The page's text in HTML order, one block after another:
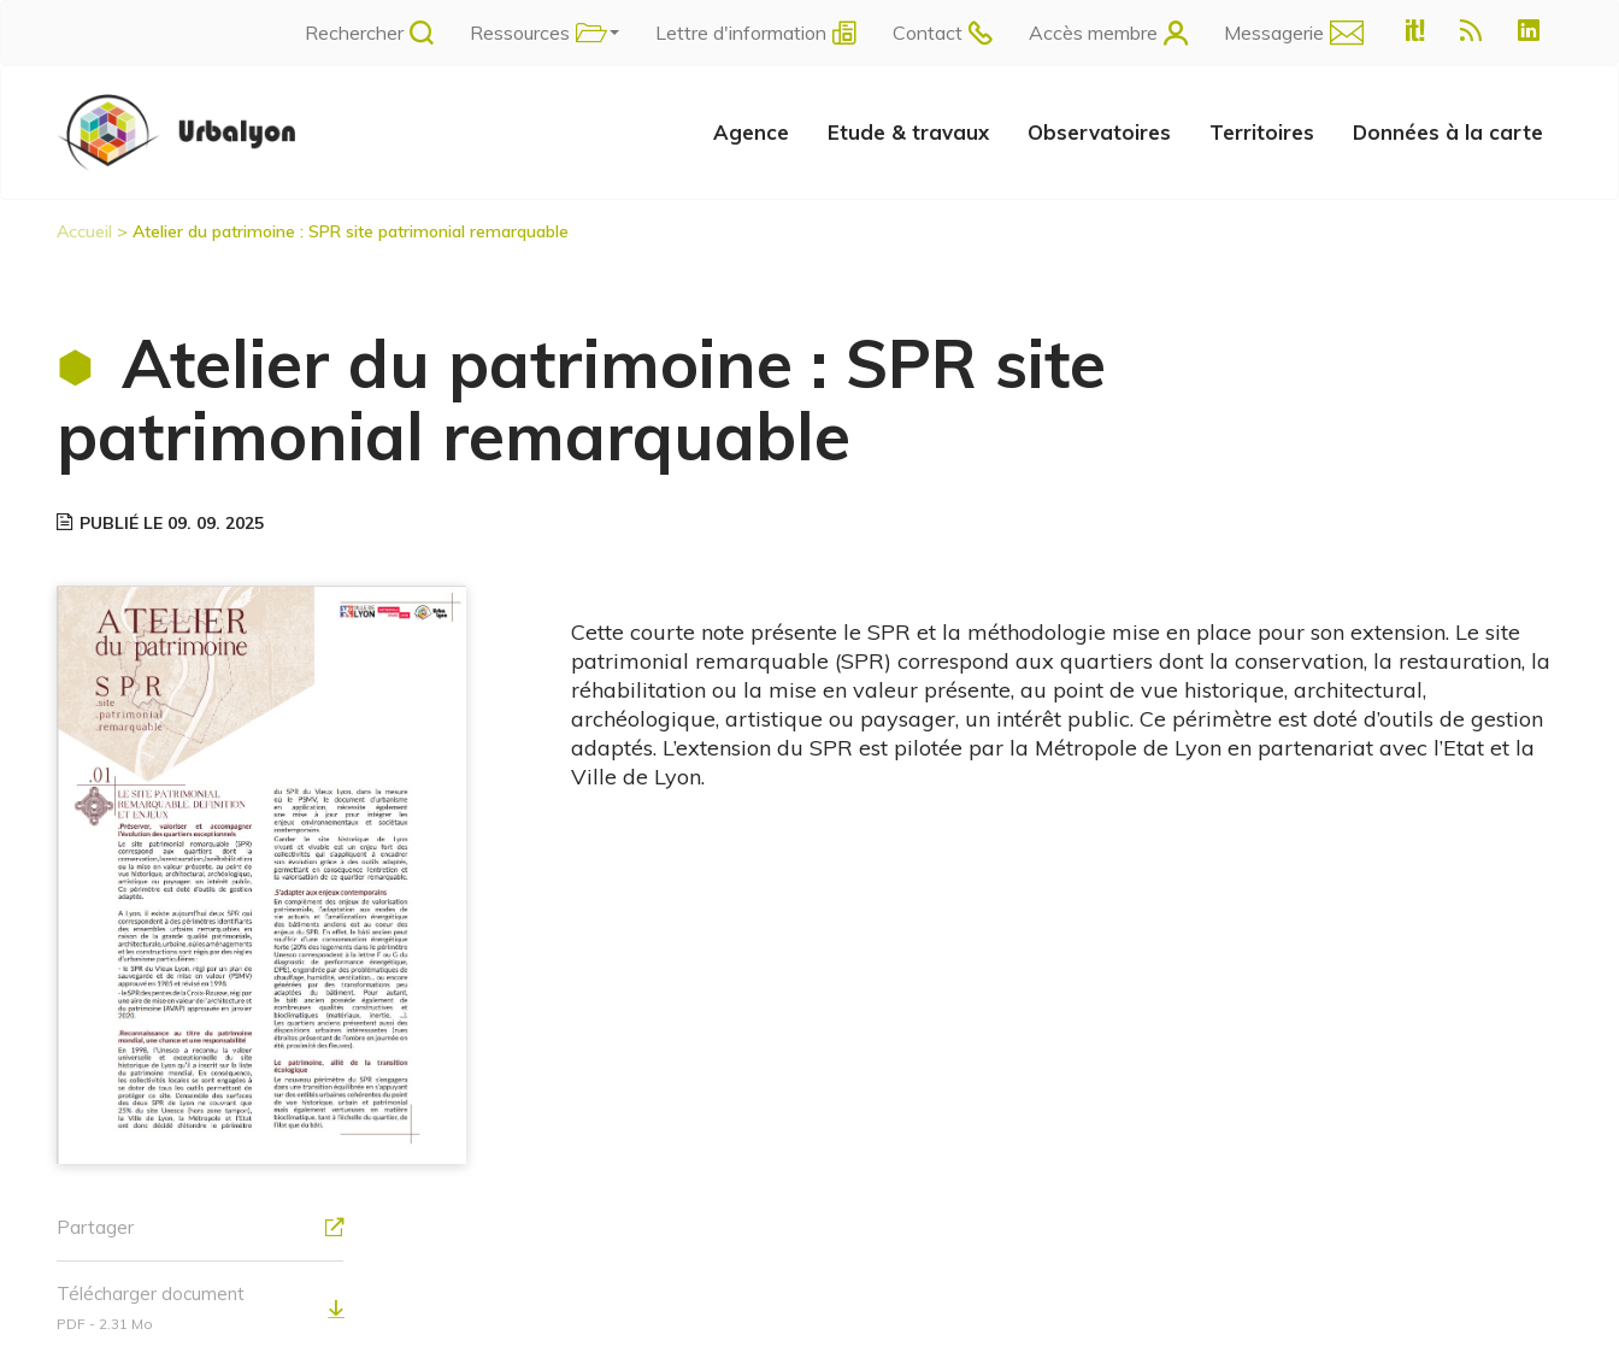
Rechercher Ressources Lettre d'information Contact Accès membre Messagerie
Navigation
principale
Agence Etude & travaux Observatoires Territoires Données à la carte
Accueil Atelier du patrimoine : SPR site patrimonial remarquable
Atelier du patrimoine : SPR site
patrimonial remarquable
PUBLIÉ LE 09. 09. 2025
Partager
Télécharger document
PDF - 2.31 Mo
Cette courte note présente le SPR et la méthodologie mise en place pour son extension. Le site
patrimonial remarquable (SPR) correspond aux quartiers dont la conservation, la restauration, la
réhabilitation ou la mise en valeur présente, au point de vue historique, architectural,
archéologique, artistique ou paysager, un intérêt public. Ce périmètre est doté d’outils de gestion
adaptés. L’extension du SPR est pilotée par la Métropole de Lyon en partenariat avec l’Etat et la
Ville de Lyon.